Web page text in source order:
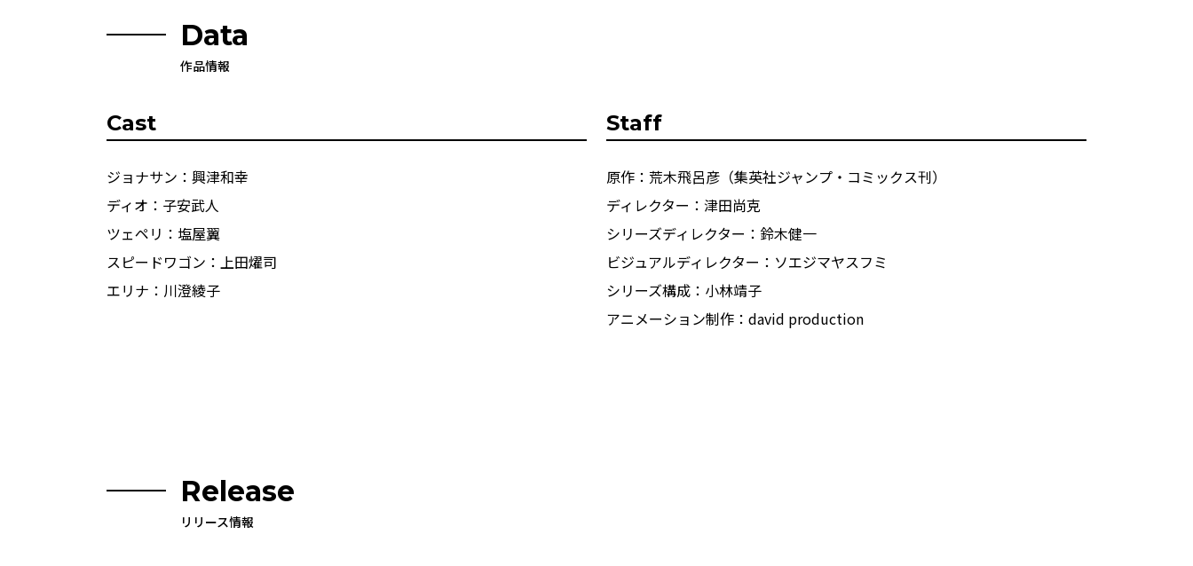
Data
作品情報
Cast
ジョナサン：興津和幸
ディオ：子安武人
ツェペリ：塩屋翼
スピードワゴン：上田燿司
エリナ：川澄綾子
Staff
原作：荒木飛呂彦（集英社ジャンプ・コミックス刊）
ディレクター：津田尚克
シリーズディレクター：鈴木健一
ビジュアルディレクター：ソエジマヤスフミ
シリーズ構成：小林靖子
アニメーション制作：david production
Release
リリース情報